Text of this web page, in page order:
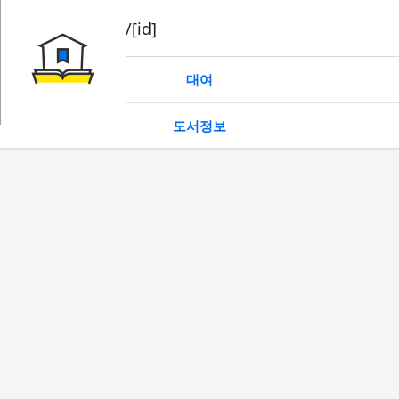
book/rent/[id]
대여
도서정보